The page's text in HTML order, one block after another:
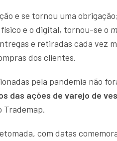
e se tornou uma
e o digital, tornou-se o
e retiradas cada vez
dos clientes.
pela pandemia não
das ações de varejo de
Trademap.
com datas